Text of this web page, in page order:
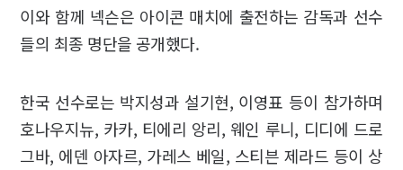
이와 함께 넥슨은 아이콘 매치에 출전하는 감독과 선수
들의 최종 명단을 공개했다.
한국 선수로는 박지성과 설기현, 이영표 등이 참가하며
호나우지뉴, 카카, 티에리 앙리, 웨인 루니, 디디에 드로
그바, 에덴 아자르, 가레스 베일, 스티븐 제라드 등이 상